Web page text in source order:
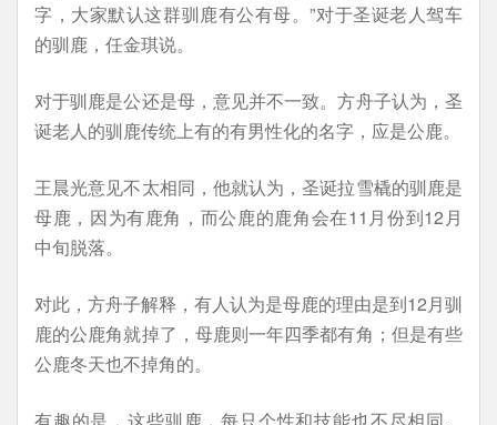
字，大家默认这群驯鹿有公有母。”对于圣诞老人驾车
的驯鹿，任金琪说。
对于驯鹿是公还是母，意见并不一致。方舟子认为，圣
诞老人的驯鹿传统上有的有男性化的名字，应是公鹿。
王晨光意见不太相同，他就认为，圣诞拉雪橇的驯鹿是
母鹿，因为有鹿角，而公鹿的鹿角会在11月份到12月
中旬脱落。
对此，方舟子解释，有人认为是母鹿的理由是到12月驯
鹿的公鹿角就掉了，母鹿则一年四季都有角；但是有些
公鹿冬天也不掉角的。